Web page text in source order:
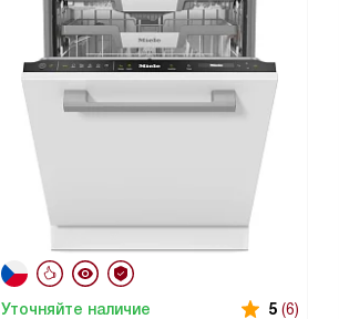
Уточняйте наличие 5 (6)